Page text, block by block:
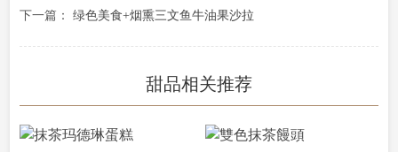
下一篇： 绿色美食+烟熏三文鱼牛油果沙拉
甜品相关推荐